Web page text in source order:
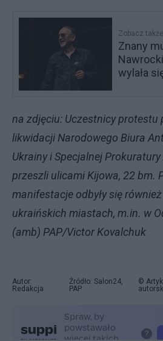
Zobacz także
Znany
wylała
na zdjęciu: Uczestnicy protestu
likwidacji Narodowego Biura
Ukrainy i Specjalnej
przeszli ulicami Kijowa, 22 bm.
manifestacje odbyły się
ukraińskich miastach, m.in. w
(amb) PAP/Victor Kovalchuk
Autor:
Redakcja
Źródło: Salon24,
PAP
©